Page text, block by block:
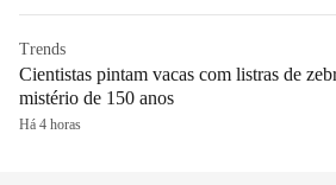
Trends
Cientistas pintam vacas com listras de
mistério de 150 anos
Há 4 horas